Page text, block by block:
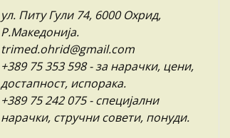
ул. Питу Гули 74, 6000 Охрид,
Р.Македонија.
trimed.ohrid@gmail.com
+389 75 353 598- за нарачки, цени,
достапност, испорака.
+389 75 242 075- специјални
нарачки, стручни совети, понуди.